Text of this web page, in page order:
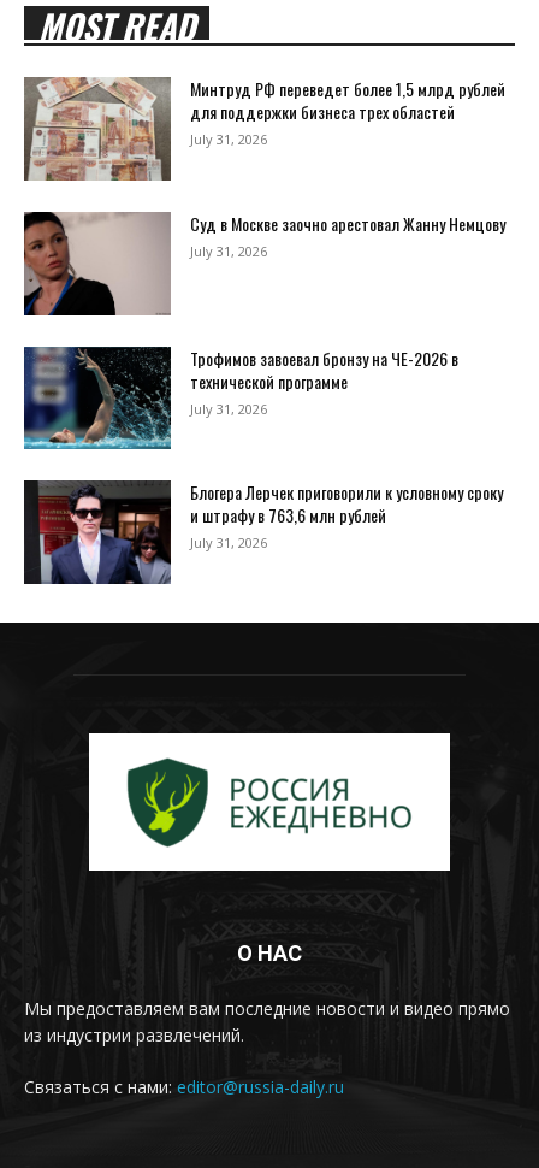
MOST READ
Минтруд РФ переведет более 1,5 млрд рублей
для поддержки бизнеса трех областей
July 31, 2026
Суд в Москве заочно арестовал Жанну Немцову
July 31, 2026
Трофимов завоевал бронзу на ЧЕ-2026 в
технической программе
July 31, 2026
Блогера Лерчек приговорили к условному сроку
и штрафу в 763,6 млн рублей
July 31, 2026
О НАС
Мы предоставляем вам последние новости и видео прямо
из индустрии развлечений.
Связаться с нами: editor@russia-daily.ru